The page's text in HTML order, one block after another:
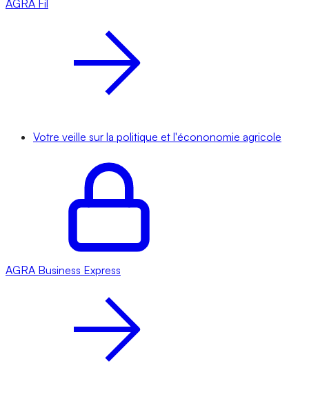
AGRA Fil
Votre veille sur la politique et l'écononomie agricole
AGRA Business Express